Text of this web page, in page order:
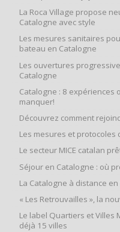
La Roca Village propose
Catalogne avec style
Les mesures sanitaires
bateau en Catalogne
Les ouvertures
Catalogne
Catalogne : 8 expériences
manquer!
Découvrez comment
Les mesures et
Le secteur MICE catalan
Séjour en Catalogne : où
La Catalogne à distance
« Les Retrouvailles », la
Le label Quartiers et Villes
déjà 15 villes